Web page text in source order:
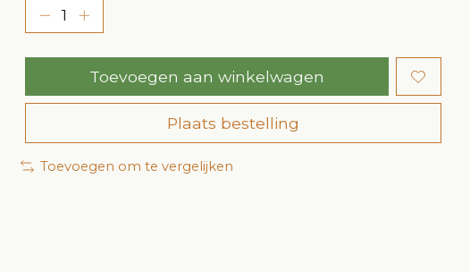
Toevoegen aan winkelwagen
Plaats bestelling
Toevoegen om te vergelijken